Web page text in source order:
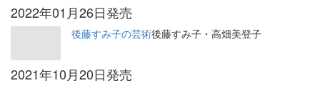
2022年01月26日発売
後藤すみ子の芸術後藤すみ子・高畑美登子
2021年10月20日発売